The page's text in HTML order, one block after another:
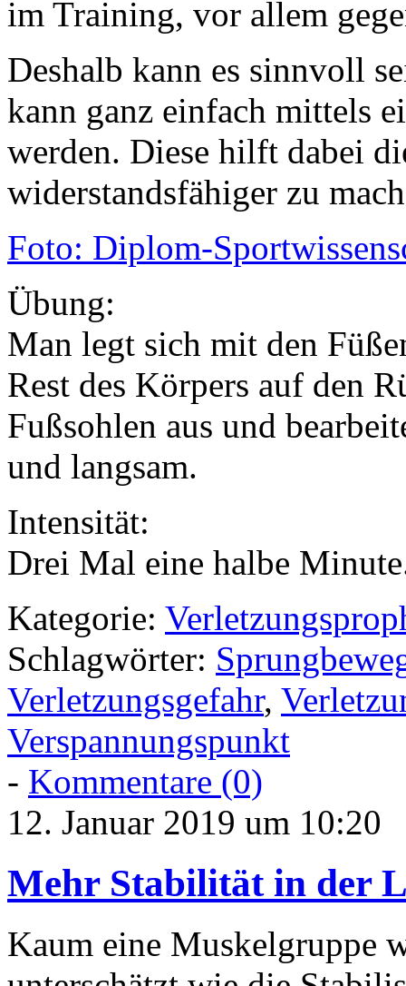
im Training, vor allem
Deshalb kann es sinnvoll
kann ganz einfach mittels
werden. Diese hilft dabei
widerstandsfähiger zu
Foto: Diplom-
Übung:
Man legt sich mit den
Rest des Körpers auf den
Fußsohlen aus und
und langsam.
Intensität:
Drei Mal eine halbe
Kategorie:
Schlagwörter:
Verletzungsgefahr,
Verspannungspunkt
- Kommentare (0)
12. Januar 2019 um 10:20
Mehr Stabilität in der
Kaum eine Muskelgruppe